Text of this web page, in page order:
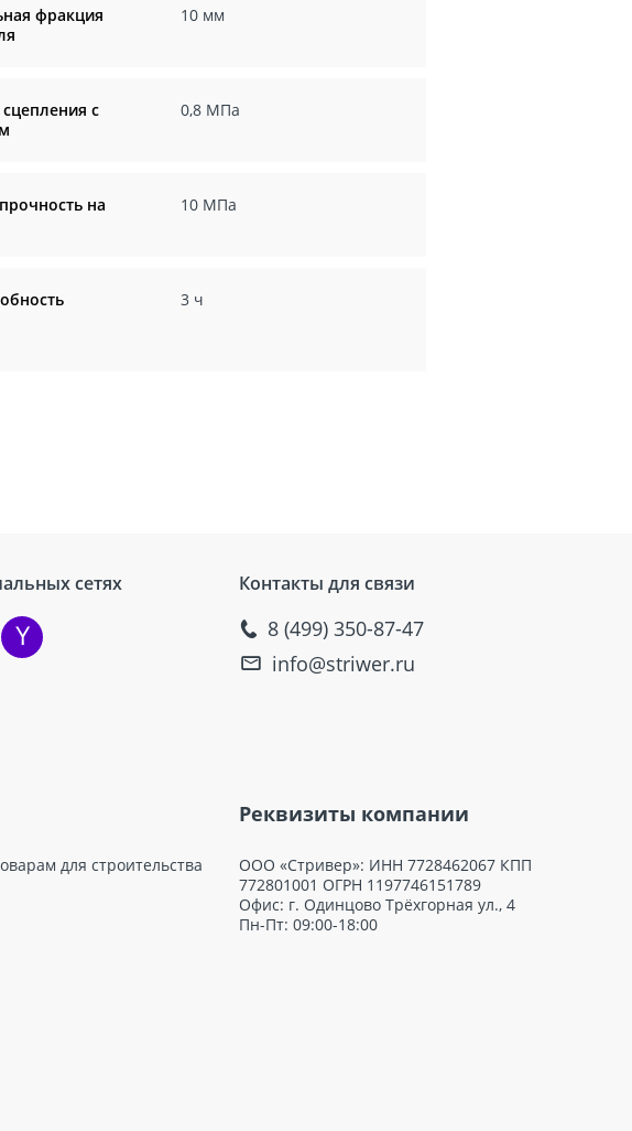
фракция
10 мм
с
0,8 МПа
на
10 МПа
3 ч
сетях Контакты для связи
8 (499) 350-87-47
info@striwer.ru
для строительства
Реквизиты компании
ООО «Стривер»: ИНН 7728462067 КПП
772801001 ОГРН 1197746151789
Офис: г. Одинцово Трёхгорная ул., 4
Пн-Пт: 09:00-18:00